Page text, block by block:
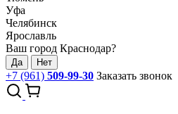
Уфа
Челябинск
Ярославль
Ваш город Краснодар?
Да Нет
+7 (961) 509-99-30 Заказать звонок